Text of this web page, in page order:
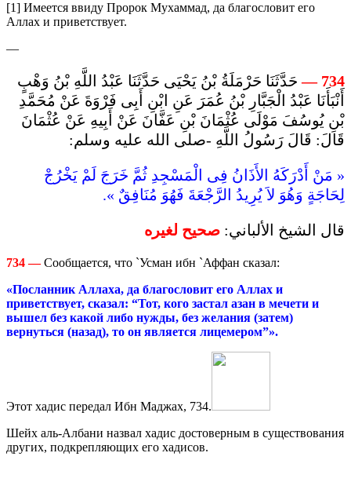
[1] Имеется ввиду Пророк Мухаммад, да благословит его
Аллах и приветствует.
—
734
—حَدَّثَنَا حَرْمَلَةُ بْنُ يَحْيَى حَدَّثَنَا عَبْدُ اللَّهِ بْنُ وَهْبٍ
أَنْبَأَنَا عَبْدُ الْجَبَّارِ بْنُ عُمَرَ عَنِ ابْنِ أَبِى فَرْوَةَ عَنْ مُحَمَّدِ
بْنِ يُوسُفَ مَوْلَى عُثْمَانَ بْنِ عَفَّانَ عَنْ أَبِيهِ عَنْ عُثْمَانَ
قَالَ: قَالَ رَسُولُ اللَّهِ -صلى الله عليه وسلم:
« مَنْ أَدْرَكَهُ الأَذَانُ فِى الْمَسْجِدِ ثُمَّ خَرَجَ لَمْ يَخْرُجْ
لِحَاجَةٍ وَهُوَ لاَ يُرِيدُ الرَّجْعَةَ فَهُوَ مُنَافِقٌ ».
قال الشيخ الألباني: صحيح لغيره
734 —Сообщается, что `Усман ибн `Аффан сказал:
«Посланник Аллаха, да благословит его Аллах и
приветствует, сказал: “Тот, кого застал азан в мечети и
вышел без какой либо нужды, без желания (затем)
вернуться (назад), то он является лицемером”».
Этот хадис передал Ибн Маджах, 734.
Шейх аль-Албани назвал хадис достоверным в существования
других, подкрепляющих его хадисов.